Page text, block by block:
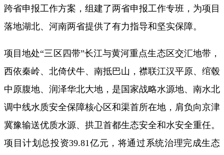
跨省申报工作方案，组建了两省申报工作专班，为项目
落地湖北、河南两省提供了有力指导和坚实保障。
项目地处“三区四带”长江与黄河重点生态区交汇地带，
西依秦岭、北倚伏牛、南抵巴山，襟联江汉平原、绾毂
中原腹地、润泽华北大地，是国家战略水源地、南水北
调中线水质安全保障核心区和渠首所在地，肩负向京津
冀豫输送优质水源、拱卫首都生态安全和水安全重任。
项目计划总投资39.81亿元，将通过系统治理完成生态